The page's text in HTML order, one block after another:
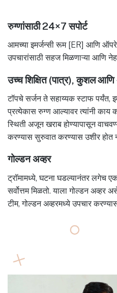
रुग्णांसाठी 24×7 सपोर्ट
आमच्या इमर्जन्सी रूम [ER] आणि
उपचारांसाठी सहज मिळणाऱ्या आणि
उच्च शिक्षित (पात्र), कुशल आणि
टॉपचे सर्जन ते सहाय्यक स्टाफ पर्यंत,
प्रत्येकास रुग्ण आल्यावर त्यांनी काय
स्थिती अजून खराब होण्यापासून
करण्यास सुरुवात करण्यास उशीर होत
गोल्डन अव्हर
ट्रॉमामध्ये, घटना घडल्यानंतर लगेच
सर्वोत्तम मिळतो. याला गोल्डन अव्हर
टीम, गोल्डन अव्हरमध्ये उपचार